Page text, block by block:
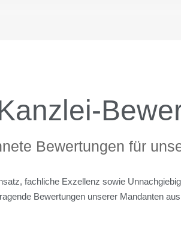
Bewertungen für
fachliche Exzellenz sowie
Bewertungen unserer Mandanten